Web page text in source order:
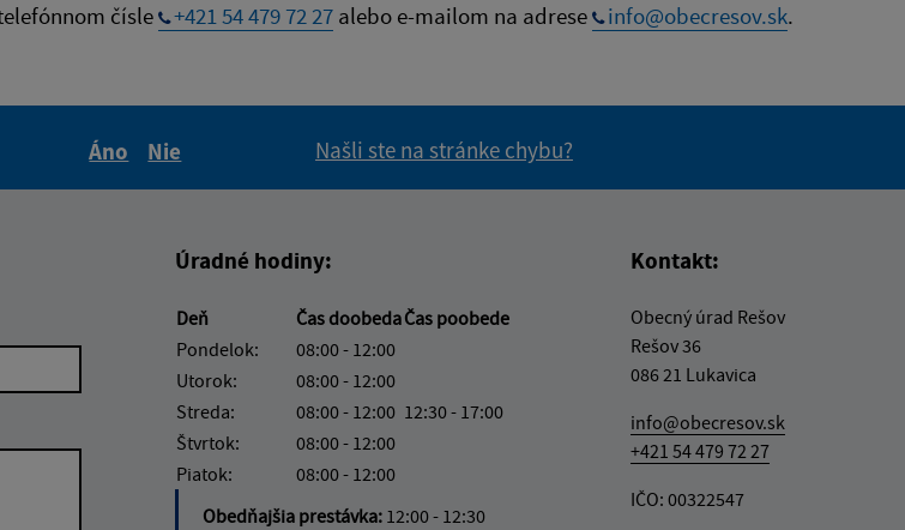
čísle
+421 54 479 72 27 alebo e-mailom na adrese info@obecresov.sk.
Áno
Nie
Našli ste na stránke chybu?
Úradné hodiny:
Deň Čas doobedaČas poobede
Pondelok:
08:00 - 12:00
Utorok:
08:00 - 12:00
Streda:
08:00 - 12:00 12:30 - 17:00
Štvrtok:
08:00 - 12:00
Piatok:
08:00 - 12:00
Obedňajšia prestávka: 12:00 - 12:30
Kontakt:
Obecný úrad Rešov
Rešov 36
086 21 Lukavica
info@obecresov.sk
+421 54 479 72 27
IČO: 00322547